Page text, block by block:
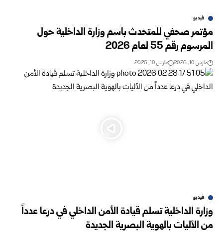
فيديو
مؤتمر صحفي للمتحدث باسم وزارة الداخلية حول
المرسوم رقم 55 لعام 2026
مارس 10, 2026 مارس 10, 2026
فيديو
وزارة الداخلية تسلم قيادة الأمن الداخلي في درعا عدداً
من الآليات بالهوية البصرية الجديدة